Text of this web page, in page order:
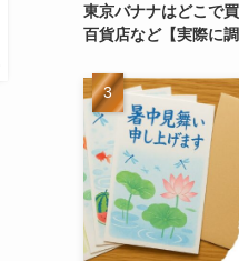
東京バナナはどこで
百貨店など【実際に調